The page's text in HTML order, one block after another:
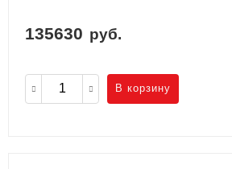
135630 руб.
В корзину